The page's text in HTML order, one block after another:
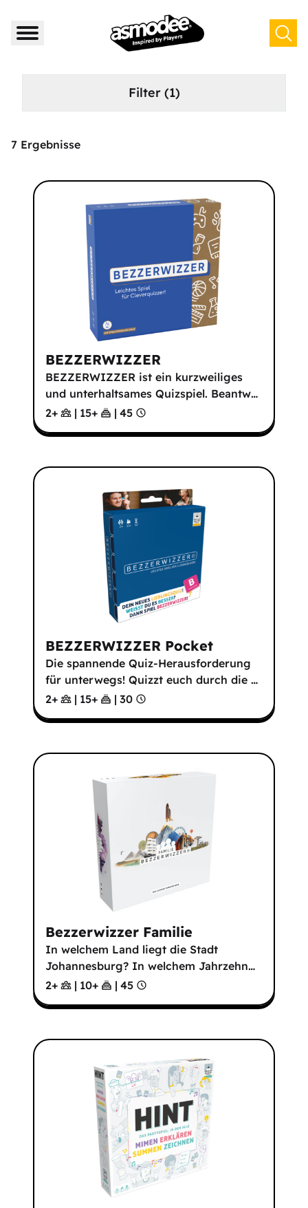
Filter (1)
7 Ergebnisse
BEZZERWIZZER
BEZZERWIZZER ist ein kurzweiliges
und unterhaltsames Quizspiel. Beantw…
2+
| 15+ | 45
BEZZERWIZZER Pocket
Die spannende Quiz-Herausforderung
für unterwegs! Quizzt euch durch die …
2+
| 15+ | 30
Bezzerwizzer Familie
In welchem Land liegt die Stadt
Johannesburg? In welchem Jahrzehn…
2+
| 10+ | 45